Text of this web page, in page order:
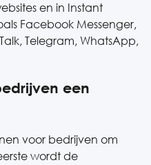
en in Instant
Facebook Messenger,
Telegram, WhatsApp,
een
voor bedrijven om
wordt de